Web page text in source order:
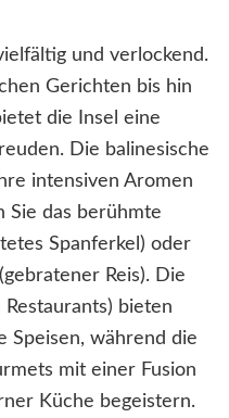
und verlockend.
Gerichten bis hin
die Insel eine
Die balinesische
intensiven Aromen
Sie das berühmte
Spanferkel) oder
Reis). Die
bieten
Speisen, während die
mit einer Fusion
Küche begeistern.